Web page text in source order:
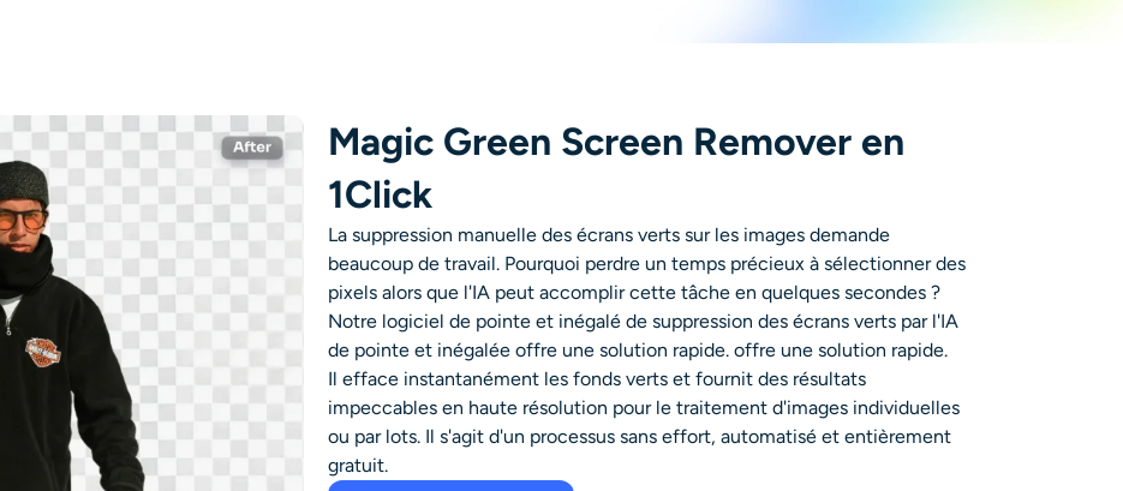
Magic Green Screen Remover en
1Click
La suppression manuelle des écrans verts sur les images demande
beaucoup de travail. Pourquoi perdre un temps précieux à sélectionner des
pixels alors que l'IA peut accomplir cette tâche en quelques secondes ?
Notre logiciel de pointe et inégalé de suppression des écrans verts par l'IA
de pointe et inégalée offre une solution rapide. offre une solution rapide.
Il efface instantanément les fonds verts et fournit des résultats
impeccables en haute résolution pour le traitement d'images individuelles
ou par lots. Il s'agit d'un processus sans effort, automatisé et entièrement
gratuit.